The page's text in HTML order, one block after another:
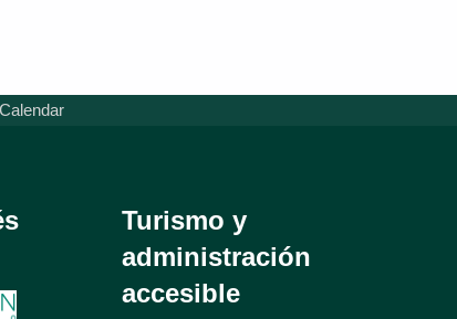
Turismo y
administración
accesible